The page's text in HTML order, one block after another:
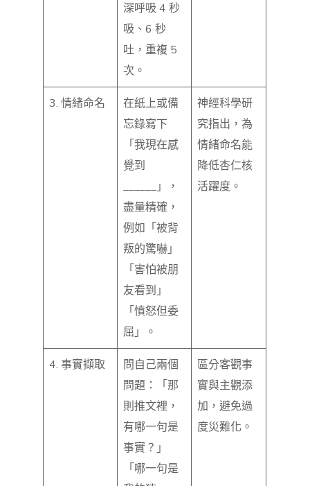
深呼吸 4 秒
吸、6 秒
吐，重複 5
次。
3. 情緒命名
在紙上或備
忘錄寫下
「我現在感
覺到
______」，
盡量精確，
例如「被背
叛的驚嚇」
「害怕被朋
友看到」
「憤怒但委
屈」。
神經科學研
究指出，為
情緒命名能
降低杏仁核
活躍度。
4. 事實擷取
問自己兩個
問題：「那
則推文裡，
有哪一句是
事實？」
「哪一句是
區分客觀事
實與主觀添
加，避免過
度災難化。